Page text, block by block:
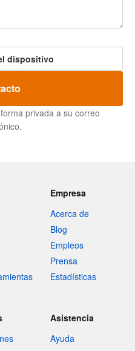
dispositivo
privada a su correo
Empresa
Acerca de
Blog
Empleos
Prensa
Estadísticas
Asistencia
Ayuda